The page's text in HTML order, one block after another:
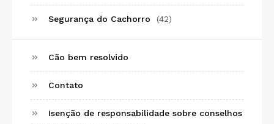
Segurança do Cachorro (42)
Cão bem resolvido
Contato
Isenção de responsabilidade sobre conselhos